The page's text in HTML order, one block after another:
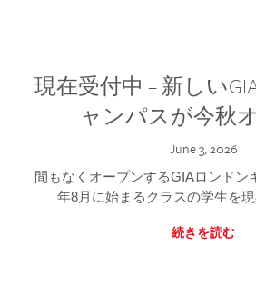
現在受付中 – 新しい
ャンパスが今秋
June 3, 2026
間もなくオープンするGIAロンドン
年8月に始まるクラスの学生を現
続きを読む